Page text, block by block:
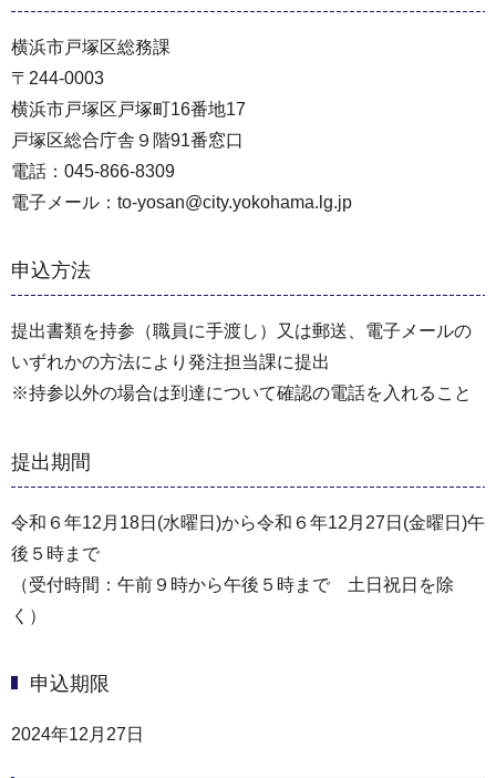
横浜市戸塚区総務課
〒244-0003
横浜市戸塚区戸塚町16番地17
戸塚区総合庁舎９階91番窓口
電話：045-866-8309
電子メール：to-yosan@city.yokohama.lg.jp
申込方法
提出書類を持参（職員に手渡し）又は郵送、電子メールの
いずれかの方法により発注担当課に提出
※持参以外の場合は到達について確認の電話を入れること
提出期間
令和６年12月18日(水曜日)から令和６年12月27日(金曜日)午
後５時まで
（受付時間：午前９時から午後５時まで 土日祝日を除
く）
申込期限
2024年12月27日